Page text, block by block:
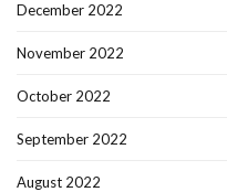
December 2022
November 2022
October 2022
September 2022
August 2022